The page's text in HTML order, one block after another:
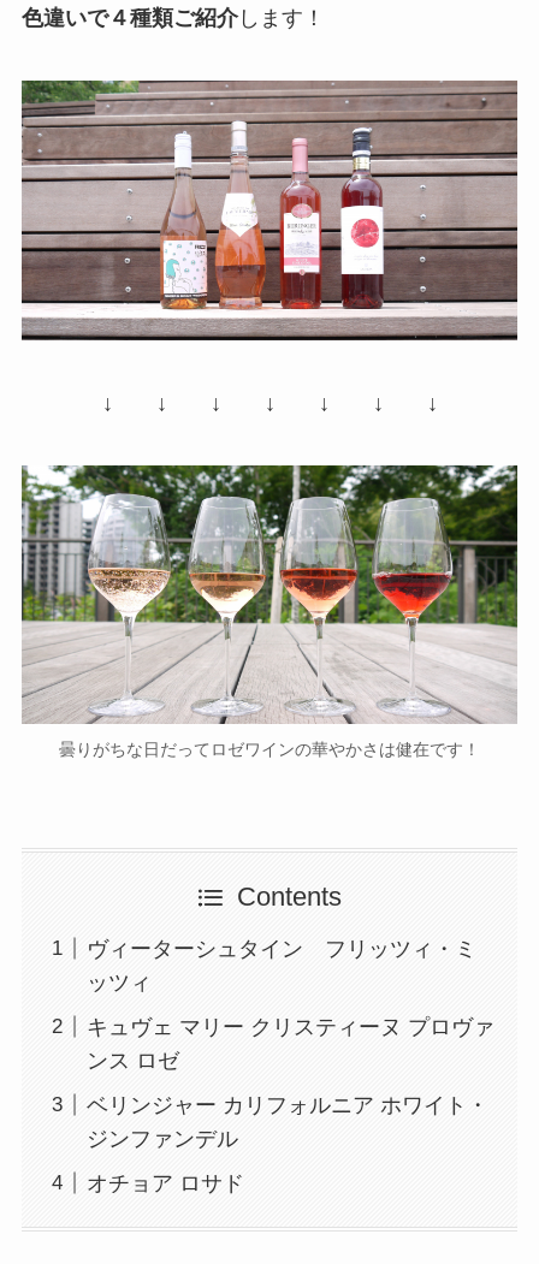
色違いで４種類ご紹介します！
↓ ↓ ↓ ↓ ↓ ↓ ↓
曇りがちな日だってロゼワインの華やかさは健在です！
Contents
ヴィーターシュタイン フリッツィ・ミ
ッツィ
キュヴェ マリー クリスティーヌ プロヴァ
ンス ロゼ
ベリンジャー カリフォルニア ホワイト・
ジンファンデル
オチョア ロサド